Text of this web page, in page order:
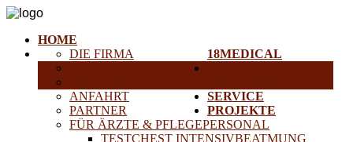
HOME
18MEDICAL
DIE FIRMA
ANFAHRT
PARTNER
FÜR ÄRZTE & PFLEGEPERSONAL
TESTCHEST INTENSIVBEATMUNG
SERVICE
PROJEKTE